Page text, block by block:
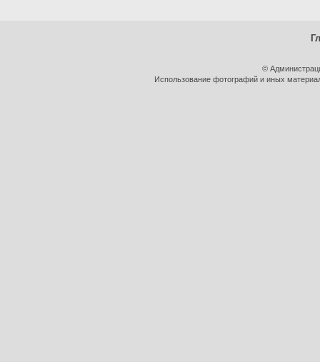
©
Использование фотографий и иных